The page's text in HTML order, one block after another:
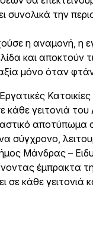
συνολικά την
η αναμονή, η
και αποκτούν
μόνο όταν
κάθε γειτονιά
αποτύπωμα
σύγχρονο,
Μάνδρας –
έμπρακτα
κάθε γειτονιά